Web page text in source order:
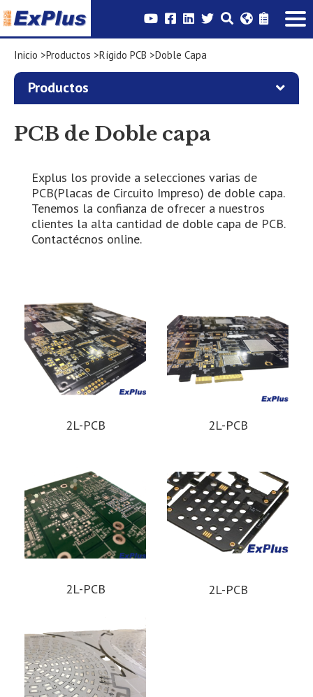
Inicio Productos Rígido PCB Doble Capa
Productos
PCB de Doble capa
Explus los provide a selecciones varias de
PCB(Placas de Circuito Impreso) de doble capa.
Tenemos la confianza de ofrecer a nuestros
clientes la alta cantidad de doble capa de PCB.
Contactécnos online.
2L-PCB 2L-PCB
2L-PCB 2L-PCB